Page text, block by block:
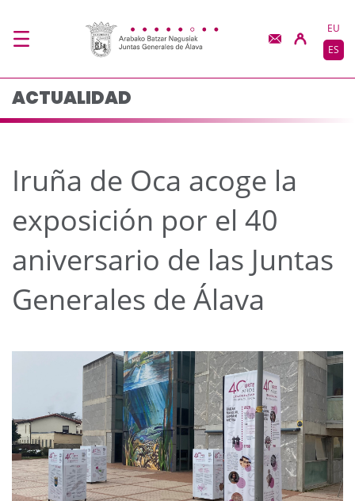
Iruña de Oca acoge laEU
ES
ACTUALIDAD
Iruña de Oca acoge la
exposición por el 40
aniversario de las Juntas
Generales de Álava